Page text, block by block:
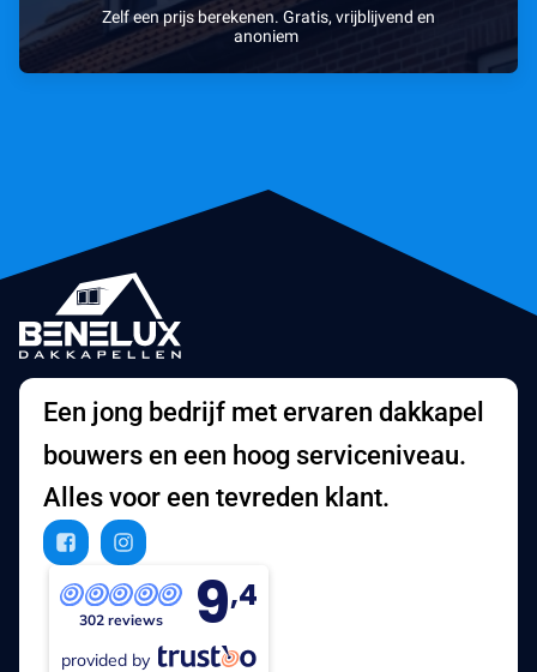
Zelf een prijs berekenen. Gratis, vrijblijvend en
anoniem
Een jong bedrijf met ervaren dakkapel
bouwers en een hoog serviceniveau.
Alles voor een tevreden klant.
302 reviews 9,4
provided by